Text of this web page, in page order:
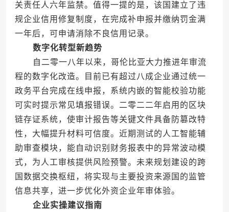
关责任人六年监禁。值得一提的是，该国建立了违
规企业信用修复制度，在完成补申报并缴纳罚金满
一年后，可申请消除不良信用记录。
数字化转型新趋势
自二零一八年以来，哥伦比亚大力推进年审流
程的数字化改造。目前已有超过八成企业通过统一
政务平台完成在线申报，系统内嵌的智能校验功能
可实时提示常见填报错误。二零二二年启用的区块
链存证系统，使审计报告等关键文件具备防篡改特
性，大幅提升材料可信度。近期测试的人工智能辅
助审查模块，能自动识别财务报表中的异常波动模
式，为人工审核提供风险预警。未来规划建设的跨
国数据交换枢纽，将实现与主要投资来源国的监管
信息共享，进一步优化外资企业年审体验。
企业实操建议指南